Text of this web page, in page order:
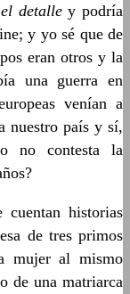
detalley podría
y yo sé que de
eran otros y la
una guerra en
venían a
nuestro país y sí,
no contesta la
cuentan historias
de tres primos
mujer al mismo
de una matriarca